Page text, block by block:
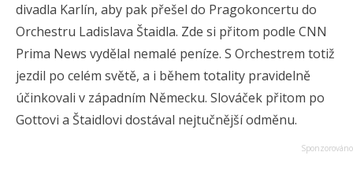
divadla Karlín, aby pak přešel do Pragokoncertu do
Orchestru Ladislava Štaidla. Zde si přitom podle CNN
Prima News vydělal nemalé peníze. S Orchestrem totiž
jezdil po celém světě, a i během totality pravidelně
účinkovali v západním Německu. Slováček přitom po
Gottovi a Štaidlovi dostával nejtučnější odměnu.